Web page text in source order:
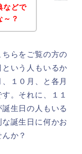
などで
～？
らをご覧の方の
いう人もいるか
１０月、と各月
。それに、１１
生日の人もいる
誕生日に何かお
か？